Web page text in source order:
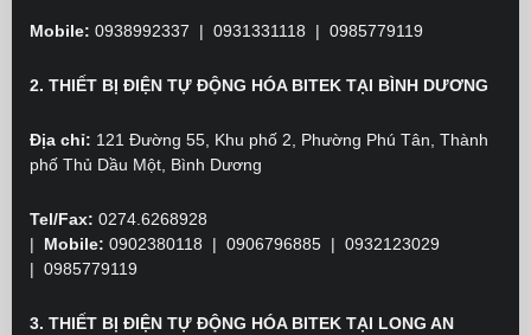
Mobile: 0938992337 | 0931331118 | 0985779119
2. THIẾT BỊ ĐIỆN TỰ ĐỘNG HÓA BITEK TẠI BÌNH DƯƠNG
Địa chỉ: 121 Đường 55, Khu phố 2, Phường Phú Tân, Thành
phố Thủ Dầu Một, Bình Dương
Tel/Fax: 0274.6268928
|
Mobile: 0902380118 | 0906796885 | 0932123029
| 0985779119
3. THIẾT BỊ ĐIỆN TỰ ĐỘNG HÓA BITEK TẠI LONG AN